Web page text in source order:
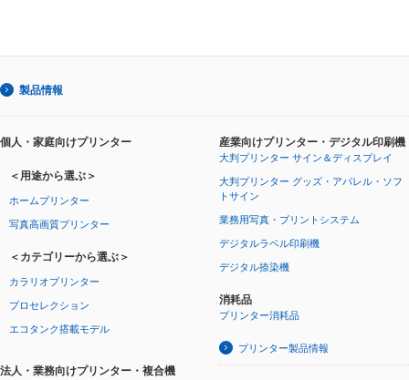
製品情報
個人・家庭向けプリンター
＜用途から選ぶ＞
ホームプリンター
写真高画質プリンター
＜カテゴリーから選ぶ＞
カラリオプリンター
プロセレクション
エコタンク搭載モデル
法人・業務向けプリンター・複合機
産業向けプリンター・デジタル印刷機
大判プリンター サイン＆ディスプレイ
大判プリンター グッズ・アパレル・ソフ
トサイン
業務用写真・プリントシステム
デジタルラベル印刷機
デジタル捺染機
消耗品
プリンター消耗品
プリンター製品情報